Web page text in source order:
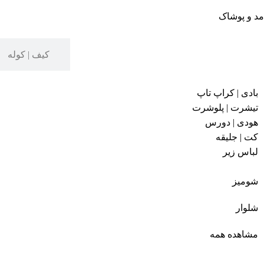
مد و پوشاک
کیف | کوله
بادی | کراپ تاپ
تیشرت | پلوشرت
هودی | دورس
کت | جلیقه
لباس زیر
شومیز
شلوار
مشاهده همه